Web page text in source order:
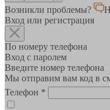
Возникли проблемы?
Вход или регистрация
По номеру телефона
Вход с паролем
Введите номер телефона
Мы отправим вам код в
Телефон *